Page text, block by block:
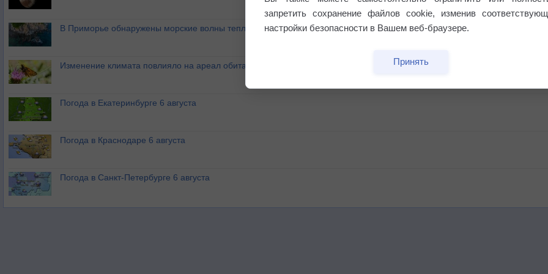
В Приморье обнаружены морские волны тепла
Изменение климата повлияло на ареал обитания бабочек
Погода в Екатеринбурге 6 августа
Погода в Краснодаре 6 августа
Погода в Санкт-Петербурге 6 августа
запретить сохранение файлов cookie, изменив
настройки безопасности в Вашем веб-браузере.
Принять